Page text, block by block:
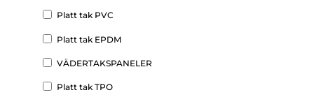
Platt tak PVC
Platt tak EPDM
VÄDERTAKSPANELER
Platt tak TPO